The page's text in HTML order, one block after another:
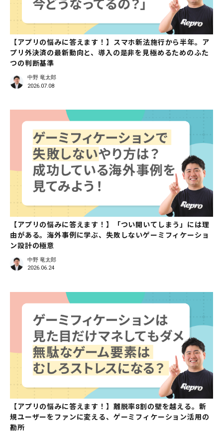
【アプリの悩みに答えます！】スマホ新法施行から半年。ア
プリ外決済の最新動向と、導入の是非を見極めるためのふた
つの判断基準
中野 竜太郎
2026.07.08
【アプリの悩みに答えます！】「つい開いてしまう」には理
由がある。海外事例に学ぶ、失敗しないゲーミフィケーショ
ン設計の極意
中野 竜太郎
2026.06.24
【アプリの悩みに答えます！】離脱率8割の壁を越える。新
規ユーザーをファンに変える、ゲーミフィケーション活用の
勘所